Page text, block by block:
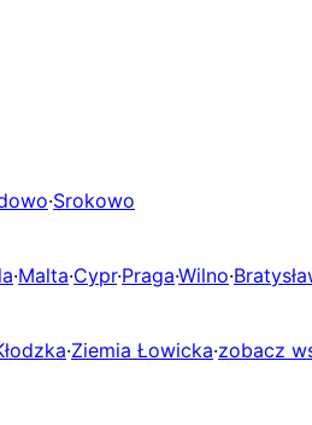
·Srokowo
·Malta·Cypr·Praga·Wilno·
·Ziemia Łowicka·zobacz